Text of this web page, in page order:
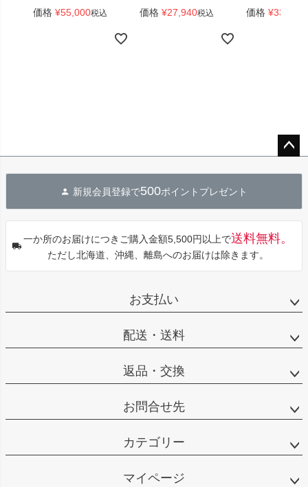
価格 ¥55,000税込 価格 ¥27,940税込 価格 ¥33,440
へ
新規会員登録で500ポイントプレゼント
一か所のお届けにつきご購入金額5,500円以上で送料無料。
ただし北海道、沖縄、離島へのお届けは除きます。
お支払い
配送・送料
返品・交換
お問合せ先
カテゴリー
マイページ